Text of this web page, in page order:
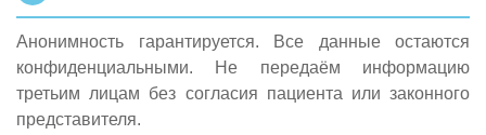
Анонимность гарантируется. Все данные остаются
конфиденциальными. Не передаём информацию
третьим лицам без согласия пациента или законного
представителя.